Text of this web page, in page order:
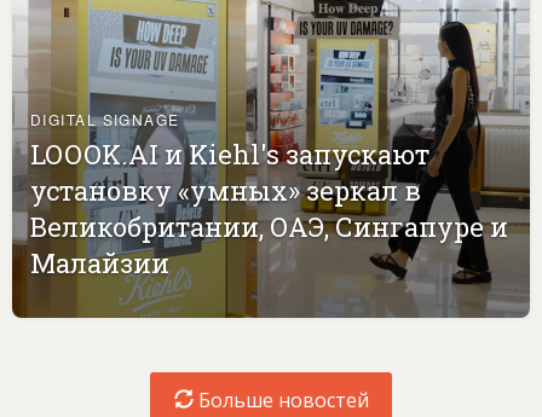
DIGITAL SIGNAGE
LOOOK.AI и Kiehl's запускают
установку «умных» зеркал в
Великобритании, ОАЭ, Сингапуре и
Малайзии
Больше новостей